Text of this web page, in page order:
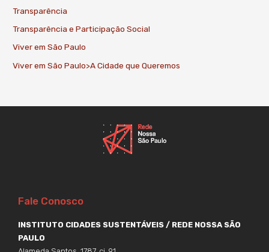
Transparência
Transparência e Participação Social
Viver em São Paulo
Viver em São Paulo>A Cidade que Queremos
Fale Conosco
INSTITUTO CIDADES SUSTENTÁVEIS / REDE NOSSA SÃO
PAULO